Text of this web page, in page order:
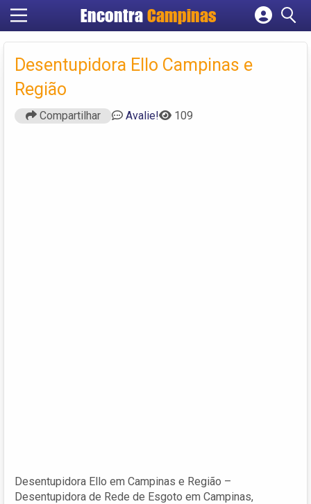
Encontra Campinas
Cadastrar empresa
Criar conta
Desentupidora Ello Campinas e
Região
Compartilhar Avalie! 109
Desentupidora Ello em Campinas e Região –
Desentupidora de Rede de Esgoto em Campinas,